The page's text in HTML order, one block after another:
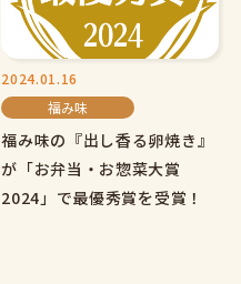
2024.01.16
福み味
福み味の『出し香る卵焼き』
が「お弁当・お惣菜大賞
2024」で最優秀賞を受賞！